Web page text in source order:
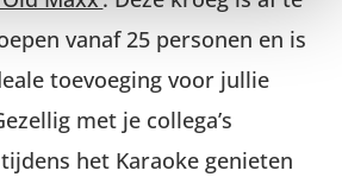
vanaf 25 personen en is
toevoeging voor jullie
met je collega’s
het Karaoke genieten